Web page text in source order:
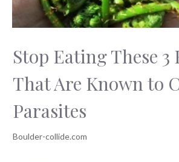
Stop Eating These 3
That Are Known to
Parasites